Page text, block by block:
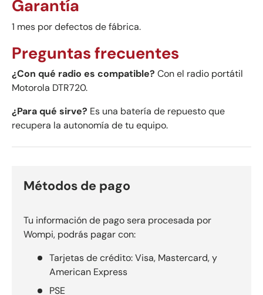
Garantía
1 mes por defectos de fábrica.
Preguntas frecuentes
¿Con qué radio es compatible? Con el radio portátil
Motorola DTR720.
¿Para qué sirve? Es una batería de repuesto que
recupera la autonomía de tu equipo.
Métodos de pago
Tu información de pago sera procesada por
Wompi, podrás pagar con:
Tarjetas de crédito: Visa, Mastercard, y
American Express
PSE